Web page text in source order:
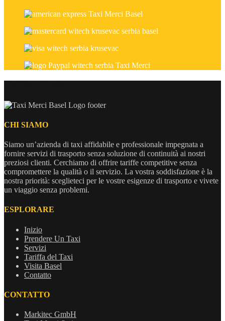
CHI SIAMO
Siamo un’azienda di taxi affidabile e professionale impegnata a
fornire servizi di trasporto senza soluzione di continuità ai nostri
preziosi clienti. Cerchiamo di offrire tariffe competitive senza
compromettere la qualità o il servizio. La vostra soddisfazione è la
nostra priorità: sceglieteci per le vostre esigenze di trasporto e vivete
un viaggio senza problemi.
ESPLORARE
Inizio
Prendere Un Taxi
Servizi
Tariffa del Taxi
Visita Basel
Contatto
CONTATTO
Markitec GmbH